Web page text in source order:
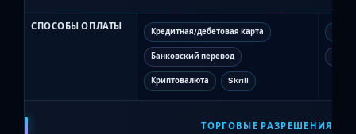
СПОСОБЫ ОПЛАТЫ Кредитная/дебетовая карта
Банковский перевод
Криптовалюта Skrill
ТОРГОВЫЕ РАЗРЕШЕНИЯ